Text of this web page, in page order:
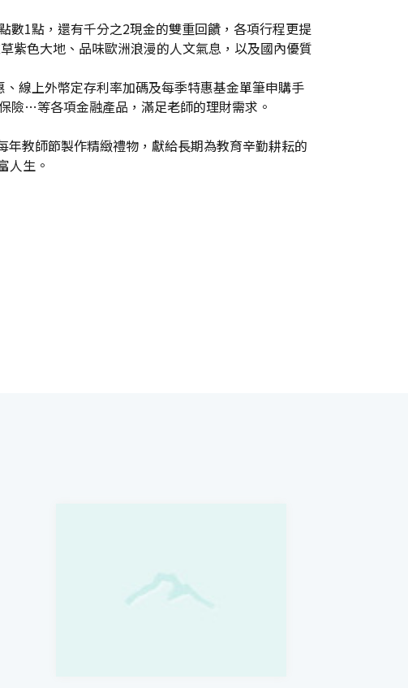
數1點，還有千分之2現金的雙重回饋，各項行程更提
紫色大地、品味歐洲浪漫的人文氣息，以及國內優質
線上外幣定存利率加碼及每季特惠基金單筆申購手
險…等各項金融產品，滿足老師的理財需求。
教師節製作精緻禮物，獻給長期為教育辛勤耕耘的
人生。